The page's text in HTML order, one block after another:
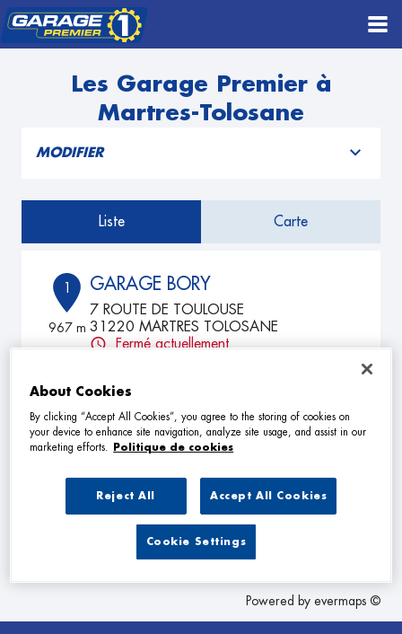
Les Garage Premier à
Martres-Tolosane
MODIFIER
Liste Carte
1
967 m
GARAGE BORY
7 ROUTE DE TOULOUSE
31220 MARTRES TOLOSANE
Fermé actuellement
Les Garage Premier dans les villes à proximité
Trouver un Garage Premier
Powered by evermaps ©
About Cookies
By clicking “Accept All Cookies”, you agree to the storing of cookies on
your device to enhance site navigation, analyze site usage, and assist in our
marketing efforts.
Politique de cookies
Reject All Accept All Cookies
Cookie Settings